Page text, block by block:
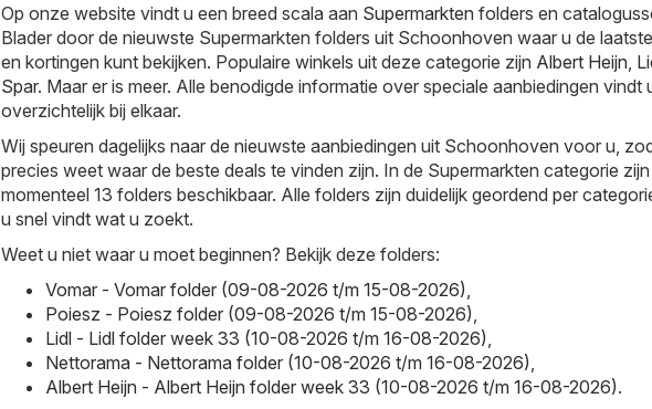
Op onze website vindt u een breed scala aan Supermarkten folders en
Blader door de nieuwste Supermarkten folders uit Schoonhoven waar u de
en kortingen kunt bekijken. Populaire winkels uit deze categorie zijn Albert Heijn
Spar. Maar er is meer. Alle benodigde informatie over speciale aanbiedingen vindt
overzichtelijk bij elkaar.
Wij speuren dagelijks naar de nieuwste aanbiedingen uit Schoonhoven voor u,
precies weet waar de beste deals te vinden zijn. In de Supermarkten categorie zijn
momenteel 13 folders beschikbaar. Alle folders zijn duidelijk geordend per
u snel vindt wat u zoekt.
Weet u niet waar u moet beginnen? Bekijk deze folders:
Vomar - Vomar folder (09-08-2026 t/m 15-08-2026)
Poiesz - Poiesz folder (09-08-2026 t/m 15-08-2026)
Lidl - Lidl folder week 33 (10-08-2026 t/m 16-08-2026)
Nettorama - Nettorama folder (10-08-2026 t/m 16-08-2026)
Albert Heijn - Albert Heijn folder week 33 (10-08-2026 t/m 16-08-2026).